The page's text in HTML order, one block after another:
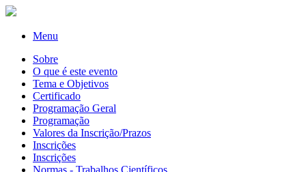
Menu
Sobre
O que é este evento
Tema e Objetivos
Certificado
Programação Geral
Programação
Valores da Inscrição/Prazos
Inscrições
Inscrições
Normas - Trabalhos Científicos